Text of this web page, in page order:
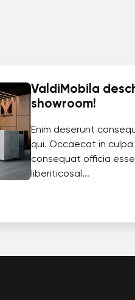
ValdiMobila
showroom!
Enim deserunt
qui. Occaecat in culpa
consequat officia
liberiticosal...